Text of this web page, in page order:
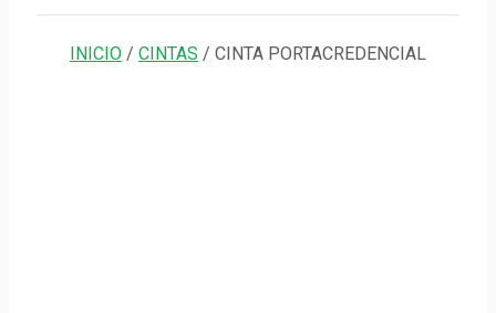
INICIO / CINTAS / CINTA PORTACREDENCIAL